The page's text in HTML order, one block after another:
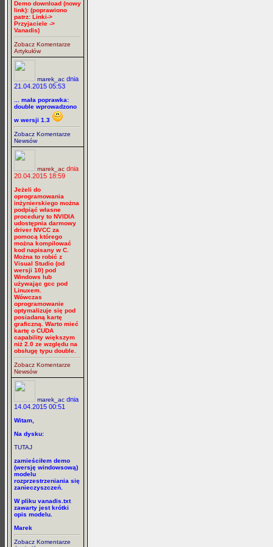
Demo download (nowy
link): (poprawiono
patrz: Linki->
Przyjaciele ->
Vanadis)
Zobacz Komentarze
Artykułów
marek_ac dnia
21.04.2015 05:53
... mała poprawka:
double wprowadzono
w wersji 1.3
Zobacz Komentarze
Newsów
marek_ac dnia
20.04.2015 18:59
Jeżeli do
oprogramowania
inżynierskiego można
podpiąć własne
procedury to NVIDIA
udostępnia darmowy
driver NVCC za
pomocą którego
można kompilować
kod napisany w C.
Można to robić z
Visual Studio (od
wersji 10) pod
Windows lub
używając gcc pod
Linuxem.
Wówczas
oprogramowanie
optymalizuje się pod
posiadaną kartę
graficzną. Warto mieć
kartę o CUDA
capability większym
niż 2.0 ze względu na
obsługę typu double.
Zobacz Komentarze
Newsów
marek_ac dnia
14.04.2015 00:51
Witam,
Na dysku:
TUTAJ
zamieściłem demo
(wersję windowsową)
modelu
rozprzestrzeniania się
zanieczyszczeń.
W pliku vanadis.txt
zawarty jest krótki
opis modelu.
Marek
Zobacz Komentarze